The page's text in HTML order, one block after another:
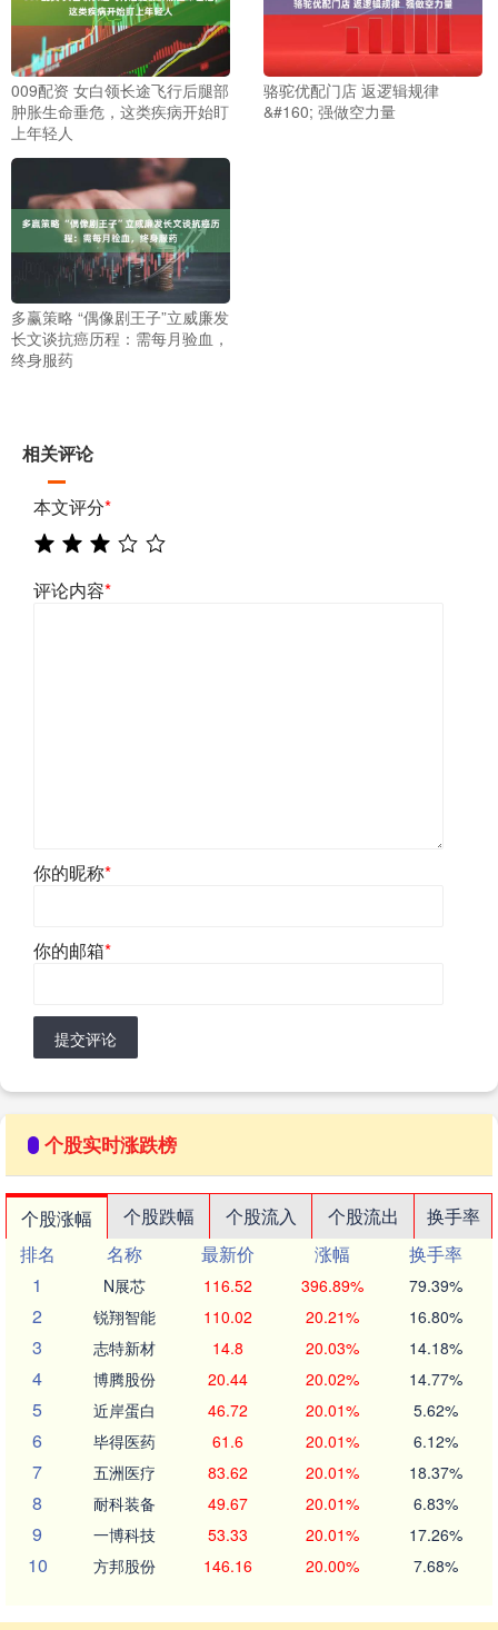
009配资 女白领长途飞行后腿部
肿胀生命垂危，这类疾病开始盯
上年轻人
骆驼优配门店 返逻辑规律
&#160; 强做空力量
多赢策略 “偶像剧王子”立威廉发
长文谈抗癌历程：需每月验血，
终身服药
相关评论
本文评分*
评论内容*
你的昵称*
你的邮箱*
提交评论
个股实时涨跌榜
个股涨幅 个股跌幅 个股流入 个股流出
换手率
排名
名称 最新价 涨幅
换手率
1
N展芯 116.52 396.89% 79.39%
2 锐翔智能 110.02 20.21% 16.80%
3 志特新材 14.8 20.03% 14.18%
4 博腾股份 20.44 20.02% 14.77%
5 近岸蛋白 46.72 20.01% 5.62%
6 毕得医药 61.6 20.01% 6.12%
7 五洲医疗 83.62 20.01% 18.37%
8 耐科装备 49.67 20.01% 6.83%
9 一博科技 53.33 20.01% 17.26%
10 方邦股份 146.16 20.00% 7.68%